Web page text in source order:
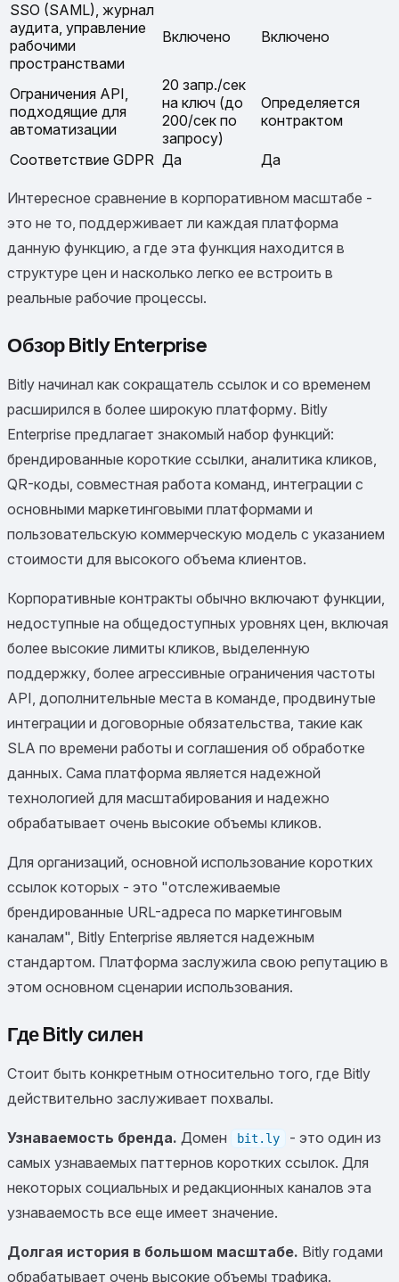
SSO (SAML), журнал
аудита, управление
рабочими
пространствами
Включено Включено
Ограничения API,
подходящие для
автоматизации
20 запр./сек
на ключ (до
200/сек по
запросу)
Определяется
контрактом
Соответствие GDPR Да Да
Интересное сравнение в корпоративном масштабе -
это не то, поддерживает ли каждая платформа
данную функцию, а где эта функция находится в
структуре цен и насколько легко ее встроить в
реальные рабочие процессы.
Обзор Bitly Enterprise
Bitly начинал как сокращатель ссылок и со временем
расширился в более широкую платформу. Bitly
Enterprise предлагает знакомый набор функций:
брендированные короткие ссылки, аналитика кликов,
QR-коды, совместная работа команд, интеграции с
основными маркетинговыми платформами и
пользовательскую коммерческую модель с указанием
стоимости для высокого объема клиентов.
Корпоративные контракты обычно включают функции,
недоступные на общедоступных уровнях цен, включая
более высокие лимиты кликов, выделенную
поддержку, более агрессивные ограничения частоты
API, дополнительные места в команде, продвинутые
интеграции и договорные обязательства, такие как
SLA по времени работы и соглашения об обработке
данных. Сама платформа является надежной
технологией для масштабирования и надежно
обрабатывает очень высокие объемы кликов.
Для организаций, основной использование коротких
ссылок которых - это "отслеживаемые
брендированные URL-адреса по маркетинговым
каналам", Bitly Enterprise является надежным
стандартом. Платформа заслужила свою репутацию в
этом основном сценарии использования.
Где Bitly силен
Стоит быть конкретным относительно того, где Bitly
действительно заслуживает похвалы.
Узнаваемость бренда. Домен bit.ly
- это один из
самых узнаваемых паттернов коротких ссылок. Для
некоторых социальных и редакционных каналов эта
узнаваемость все еще имеет значение.
Долгая история в большом масштабе. Bitly годами
обрабатывает очень высокие объемы трафика.